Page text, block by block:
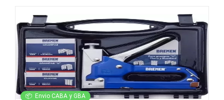
📦 Envio CABA y GBA